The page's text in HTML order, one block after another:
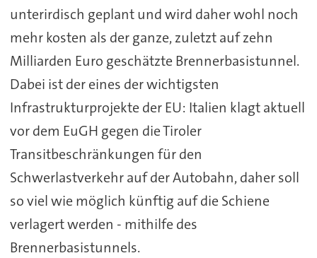
unterirdisch geplant und wird daher wohl noch
mehr kosten als der ganze, zuletzt auf zehn
Milliarden Euro geschätzte Brennerbasistunnel.
Dabei ist der eines der wichtigsten
Infrastrukturprojekte der EU: Italien klagt aktuell
vor dem EuGH gegen die Tiroler
Transitbeschränkungen für den
Schwerlastverkehr auf der Autobahn, daher soll
so viel wie möglich künftig auf die Schiene
verlagert werden - mithilfe des
Brennerbasistunnels.